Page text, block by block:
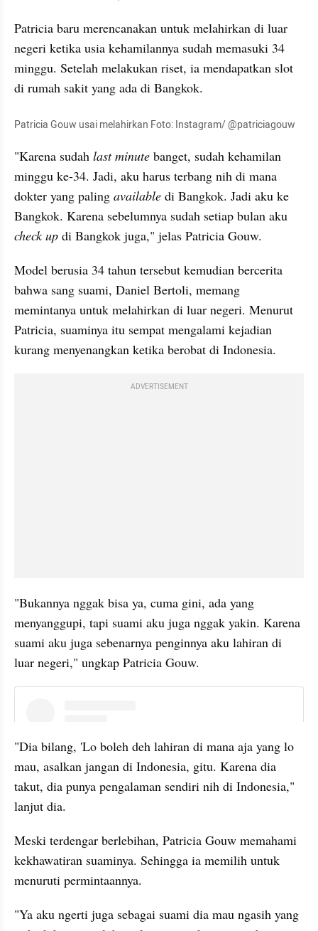
Patricia baru merencanakan untuk melahirkan di luar
negeri ketika usia kehamilannya sudah memasuki 34
minggu. Setelah melakukan riset, ia mendapatkan slot
di rumah sakit yang ada di Bangkok.
Patricia Gouw usai melahirkan Foto: Instagram/ @patriciagouw
"Karena sudah last minute banget, sudah kehamilan
minggu ke-34. Jadi, aku harus terbang nih di mana
dokter yang paling available di Bangkok. Jadi aku ke
check up di Bangkok juga," jelas Patricia Gouw.
Model berusia 34 tahun tersebut kemudian bercerita
bahwa sang suami, Daniel Bertoli, memang
memintanya untuk melahirkan di luar negeri. Menurut
Patricia, suaminya itu sempat mengalami kejadian
kurang menyenangkan ketika berobat di Indonesia.
ADVERTISEMENT
"Bukannya nggak bisa ya, cuma gini, ada yang
menyanggupi, tapi suami aku juga nggak yakin. Karena
suami aku juga sebenarnya penginnya aku lahiran di
luar negeri," ungkap Patricia Gouw.
"Dia bilang, 'Lo boleh deh lahiran di mana aja yang lo
mau, asalkan jangan di Indonesia, gitu. Karena dia
takut, dia punya pengalaman sendiri nih di Indonesia,"
lanjut dia.
Meski terdengar berlebihan, Patricia Gouw memahami
kekhawatiran suaminya. Sehingga ia memilih untuk
menuruti permintaannya.
"Ya aku ngerti juga sebagai suami dia mau ngasih yang